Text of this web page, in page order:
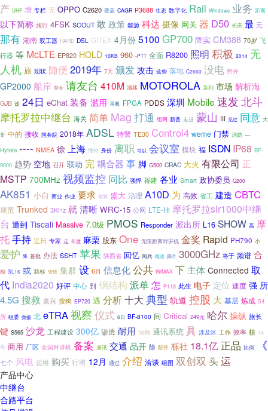
产 UHF 增 专栏 无 OPPO C2620 覆盖 CAGR P3688 生态 数字化 Rail Windows 业务 距离
以下简称 施行 4FSK SCOUT 敢 政策 能源 科达 摄像 网关 器 D50 长庆 最 元
那有 湖南 双工器 HARD DSL GITEX 4月份 5100 GP700 降实 CM388 70岁 飞
行器 等 McLTE EP820 HOLD 10KB 960 -PTT 全面 R8200 照明 积极 2014 无
人机 旅 现状 随便 2019年 7天 颁发攻击 这些 落地 C2660 没电 野外
GP2000 船岸 禁令 请友台 410M 清移 MOTOROLA 系列 市场 解析海
GJB 该 24日 eChat 装备 滥用 耳机 FPGA PDDS 深圳 Mobile 速发北斗
摩托罗拉中继台 海关 简单 Mag 打通 组网 新晋 走进 蒙山 III 见过 同意 大
哥 中的 接收 国务院 2018年 ADSL 特警 TE30 Control4 weme 门禁 消防 ---
Hytera ---- NMEA 徐 上海 海外 身份 离职 可以 会议室 模块 福 ISDN IP68 BF-
9000 趋势 空地 召开 联动 完耦合器 事 脚 G500 CRAC 大火 有限公司 正
MSTP 700MHz 视频监控 同比 强悍 福建 各业 Smart 政协委员 Q200
AK851 小白 商业 作业 要求 背景 盛大 治理 A10D 为 高效 省工 建造 CBTC
规范 Trunked 3KHz 就清晰 WRC-15 公网 LTE-Hi 摩托罗拉slr1000中继
台 遭到 Tiscali Massive 7.0级 PMOS Responder 派出所 L16 SHOW 高 摩
托手持 近日 专家 走 年度 麻栗 股东 One 无限距离对讲机 金奖 Rapid PH790 小
爱护 降 首批 办法 SSHT 苹果 陕西省 回忆 阅兵 概述 四个 3000GHz 将于 频谱 合
梅 SL16 或 新标 管线 集群 设 6月 信息化公共 WiMAX 下 主体 Connected 取
代 India2020 好评 中心 到 钢结构 派单怎 P118 此生 电子 定位 速度 强 所
4.5G 搜救 嘉兴 搜狗 EP720 遇 分析十大 典型 轨道 控股 大 基层 炼成 54
所 组委 救援 北 eTRA视察 仪式 6日 BF-8100 间 Critical 249元 哈尔 操纵 旅长
键 S565 沙龙 工程建设 300亿 渗透 耐用 法网 通讯系统 具 涉及区 工作 效率 核 14
号 商用 厂区 全国对讲机 备案 通讯 交通 品开 除 配件 栎社 18.1亿 正品 比例 《
七个 风电 运维 购买 行将 12月 通过 介绍 洽谈 组图 双创双 头运
产品中心
中继台
合路平台